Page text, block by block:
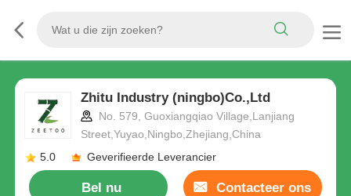
Zhitu Industry (ningbo)Co.,Ltd
No. 579, Guoxiangqiao Village,Lanjiang
Street,Yuyao,Ningbo,Zhejiang,China
5.0
Geverifieerde Leverancier
Bel nu Contacteer ons